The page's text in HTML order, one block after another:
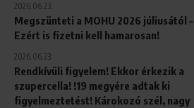
2026.06.23.
Megszünteti a MOHU 2026 júliusától –
Ezért is fizetni kell hamarosan!
2026.06.23.
Rendkívüli figyelem! Ekkor érkezik a
szupercella! !19 megyére adtak ki
figyelmeztetést! Károkozó szél, nagy